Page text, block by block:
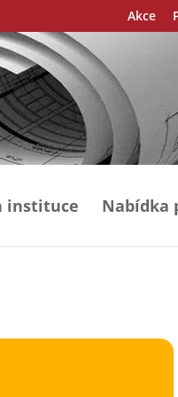
Akce
instituce Nabídka